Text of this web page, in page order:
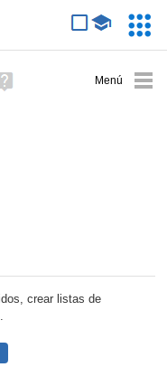
avanzada
Ayuda
(en
crear listas de